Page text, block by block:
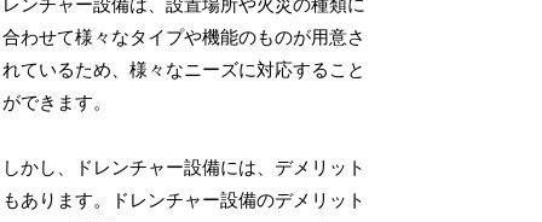
レンチャー設備は、設置場所や火災の種類に
合わせて様々なタイプや機能のものが用意さ
れているため、様々なニーズに対応すること
ができます。
しかし、ドレンチャー設備には、デメリット
もあります。ドレンチャー設備のデメリット